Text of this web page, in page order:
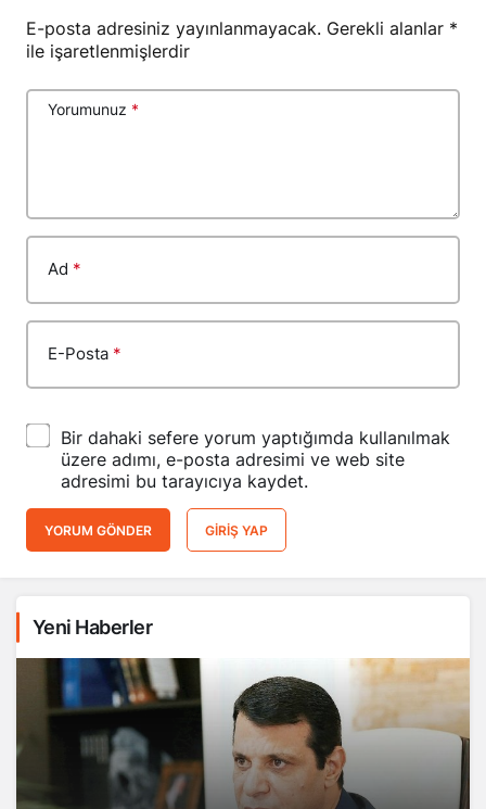
E-posta adresiniz yayınlanmayacak. Gerekli alanlar *
ile işaretlenmişlerdir
Yorumunuz *
Ad *
E-Posta *
Bir dahaki sefere yorum yaptığımda kullanılmak
üzere adımı, e-posta adresimi ve web site
adresimi bu tarayıcıya kaydet.
YORUM GÖNDER GIRIŞ YAP
Yeni Haberler